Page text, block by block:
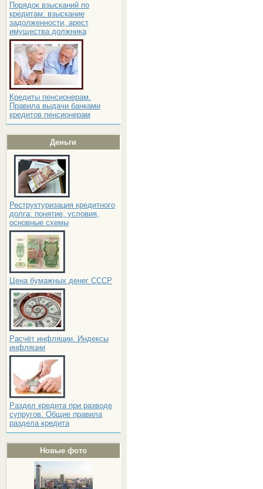
Порядок взысканий по
кредитам: взыскание
задолженности, арест
имущества должника
Кредиты пенсионерам.
Правила выдачи банками
кредитов пенсионерам
Деньги
Реструктуризация кредитного
долга: понятие, условия,
основные схемы
Цена бумажных денег СССР
Расчёт инфляции. Индексы
инфляции
Раздел кредита при разводе
супругов. Общие правила
раздела кредита
Новые фото